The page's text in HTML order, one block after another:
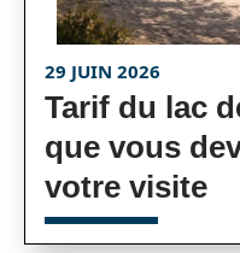
29 JUIN 2026
Tarif du lac
que vous
votre visite